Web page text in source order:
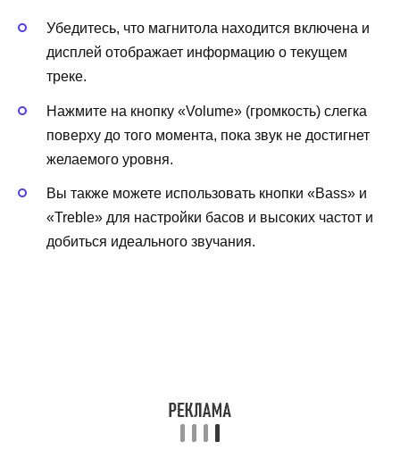
Убедитесь, что магнитола находится включена и
дисплей отображает информацию о текущем
треке.
Нажмите на кнопку «Volume» (громкость) слегка
поверху до того момента, пока звук не достигнет
желаемого уровня.
Вы также можете использовать кнопки «Bass» и
«Treble» для настройки басов и высоких частот и
добиться идеального звучания.